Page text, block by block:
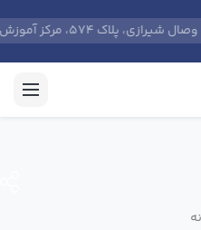
حرفه‌ای مدیران و کارکنان دانشگاه تهران.